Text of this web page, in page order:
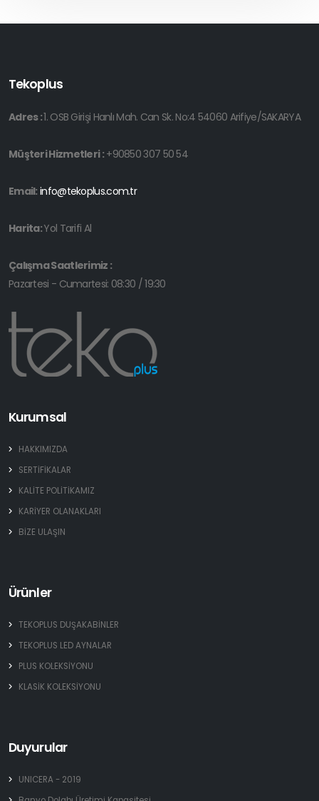
Tekoplus
Adres :1. OSB Girişi Hanlı Mah. Can Sk. No:4 54060 Arifiye/SAKARYA
Müşteri Hizmetleri : +90850 307 50 54
Email: info@tekoplus.com.tr
Harita:Yol Tarifi Al
Çalışma Saatlerimiz :
Pazartesi - Cumartesi: 08:30 / 19:30
Kurumsal
HAKKIMIZDA
SERTİFİKALAR
KALİTE POLİTİKAMIZ
KARİYER OLANAKLARI
BİZE ULAŞIN
Ürünler
TEKOPLUS DUŞAKABİNLER
TEKOPLUS LED AYNALAR
PLUS KOLEKSİYONU
KLASİK KOLEKSİYONU
Duyurular
UNICERA - 2019